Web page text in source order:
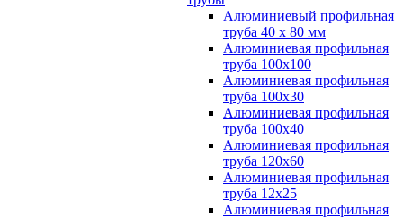
Алюминиевый профильная
труба 40 х 80 мм
Алюминиевая профильная
труба 100х100
Алюминиевая профильная
труба 100х30
Алюминиевая профильная
труба 100х40
Алюминиевая профильная
труба 120х60
Алюминиевая профильная
труба 12x25
Алюминиевая профильная